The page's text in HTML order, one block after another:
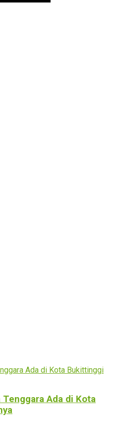
Ada di Kota